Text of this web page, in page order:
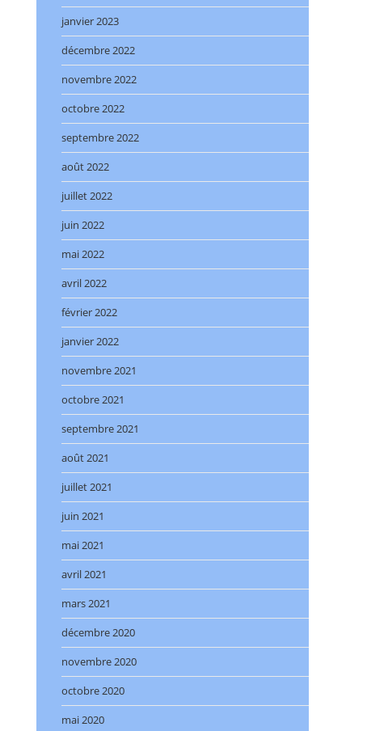
janvier 2023
décembre 2022
novembre 2022
octobre 2022
septembre 2022
août 2022
juillet 2022
juin 2022
mai 2022
avril 2022
février 2022
janvier 2022
novembre 2021
octobre 2021
septembre 2021
août 2021
juillet 2021
juin 2021
mai 2021
avril 2021
mars 2021
décembre 2020
novembre 2020
octobre 2020
mai 2020